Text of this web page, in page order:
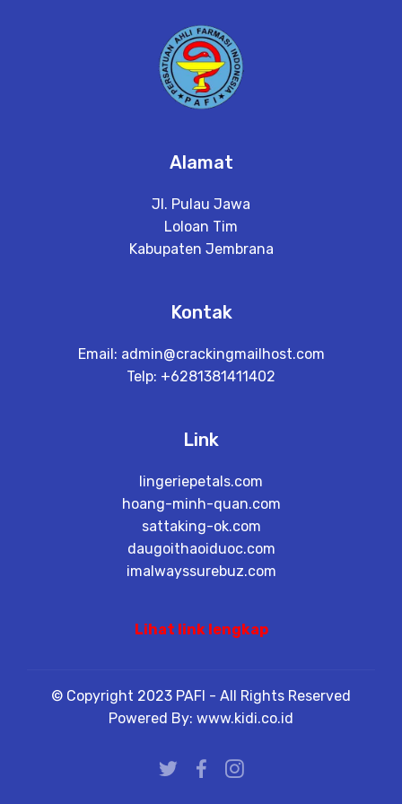
Alamat
Jl. Pulau Jawa
Loloan Tim
Kabupaten Jembrana
Kontak
Email: admin@crackingmailhost.com
Telp: +6281381411402
Link
lingeriepetals.com
hoang-minh-quan.com
sattaking-ok.com
daugoithaoiduoc.com
imalwayssurebuz.com
Lihat link lengkap
© Copyright 2023 PAFI - All Rights Reserved
Powered By: www.kidi.co.id